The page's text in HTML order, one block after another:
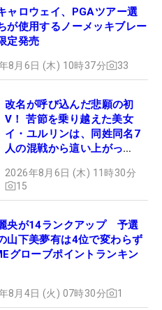
ャロウェイ、PGAツアー選
が使用するノーメッキブレー
定発売
8月6日 (木) 10時37分 33
改名が呼び込んだ悲願の初
V！ 苦節を乗り越えた美女
イ・ユルリンは、同姓同名7
人の混戦から這い上がっ
2026年8月6日 (木) 11時30分
15
央が14ランクアップ 予選
山下美夢有は4位で変わらず
グローブポイントランキン
8月4日 (火) 07時30分 1